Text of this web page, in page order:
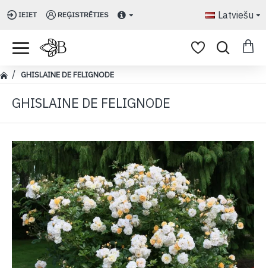
IEIET REĢISTRĒTIES Latviešu
GHISLAINE DE FELIGNODE
GHISLAINE DE FELIGNODE